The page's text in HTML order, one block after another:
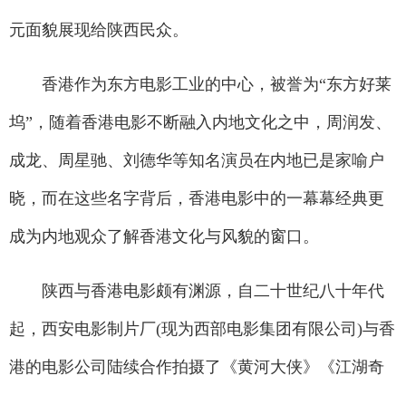
元面貌展现给陕西民众。
香港作为东方电影工业的中心，被誉为“东方好莱
坞”，随着香港电影不断融入内地文化之中，周润发、
成龙、周星驰、刘德华等知名演员在内地已是家喻户
晓，而在这些名字背后，香港电影中的一幕幕经典更
成为内地观众了解香港文化与风貌的窗口。
陕西与香港电影颇有渊源，自二十世纪八十年代
起，西安电影制片厂(现为西部电影集团有限公司)与香
港的电影公司陆续合作拍摄了《黄河大侠》《江湖奇